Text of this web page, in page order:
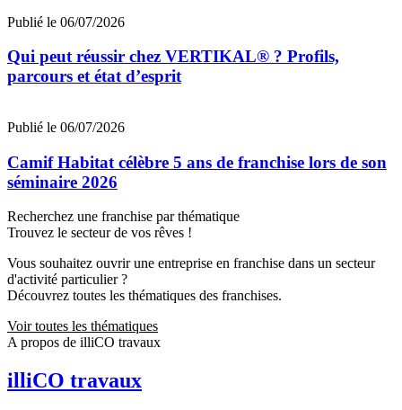
Publié le 06/07/2026
Qui peut réussir chez VERTIKAL® ? Profils,
parcours et état d’esprit
Publié le 06/07/2026
Camif Habitat célèbre 5 ans de franchise lors de son
séminaire 2026
Recherchez une franchise par thématique
Trouvez le secteur de vos rêves !
Vous souhaitez ouvrir une entreprise en franchise dans un secteur
d'activité particulier ?
Découvrez toutes les thématiques des franchises.
Voir toutes les thématiques
A propos de illiCO travaux
illiCO travaux